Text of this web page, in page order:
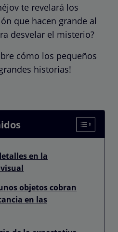
te revelará los
que hacen grande al
desvelar el misterio?
cómo los pequeños
historias!
en la
objetos cobran
en las